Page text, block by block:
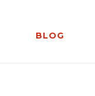
BLOG